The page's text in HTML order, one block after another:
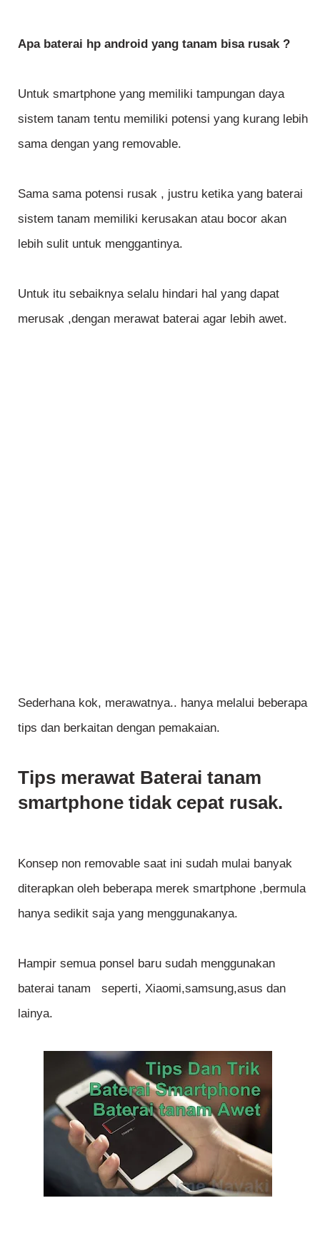
Apa baterai hp android yang tanam bisa rusak ?
Untuk smartphone yang memiliki tampungan daya
sistem tanam tentu memiliki potensi yang kurang lebih
sama dengan yang removable.
Sama sama potensi rusak , justru ketika yang baterai
sistem tanam memiliki kerusakan atau bocor akan
lebih sulit untuk menggantinya.
Untuk itu sebaiknya selalu hindari hal yang dapat
merusak ,dengan merawat baterai agar lebih awet.
Sederhana kok, merawatnya.. hanya melalui beberapa
tips dan berkaitan dengan pemakaian.
Tips merawat Baterai tanam
smartphone tidak cepat rusak.
Konsep non removable saat ini sudah mulai banyak
diterapkan oleh beberapa merek smartphone ,bermula
hanya sedikit saja yang menggunakanya.
Hampir semua ponsel baru sudah menggunakan
baterai tanam seperti, Xiaomi,samsung,asus dan
lainya.